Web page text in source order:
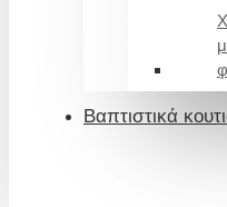
Βαπτιστικά